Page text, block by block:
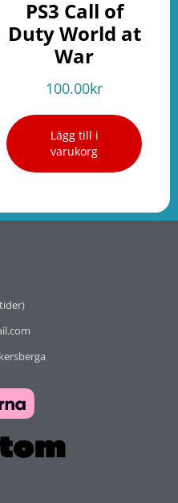
PS3 Call of
Duty World at
War
100.00kr
Lägg till i
varukorg